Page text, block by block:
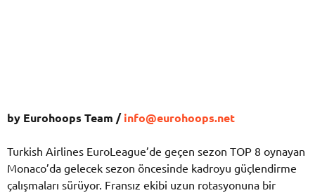
by Eurohoops Team /info@eurohoops.net
Turkish Airlines EuroLeague’de geçen sezon TOP 8 oynayan
Monaco’da gelecek sezon öncesinde kadroyu güçlendirme
çalışmaları sürüyor. Fransız ekibi uzun rotasyonuna bir